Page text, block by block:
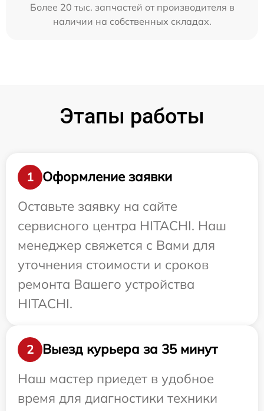
Более 20 тыс. запчастей от производителя в
наличии на собственных складах.
Этапы работы
1
Оформление заявки
Оставьте заявку на сайте
сервисного центра HITACHI. Наш
менеджер свяжется с Вами для
уточнения стоимости и сроков
ремонта Вашего устройства
HITACHI.
2
Выезд курьера за 35 минут
Наш мастер приедет в удобное
время для диагностики техники